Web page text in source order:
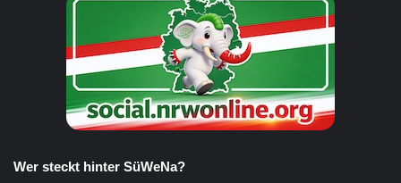
Wer steckt hinter SüWeNa?